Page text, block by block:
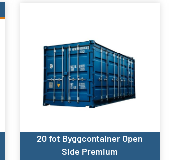
20 fot Byggcontainer Open
Side Premium